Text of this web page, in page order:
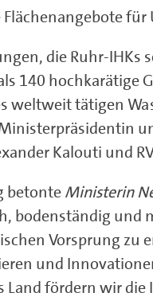
die Ruhr-IHKs
140 hochkarätige
weltweit tätigen
Kalouti und
betonteMinisterin
bodenständig
Vorsprung zu
und
fördern wir